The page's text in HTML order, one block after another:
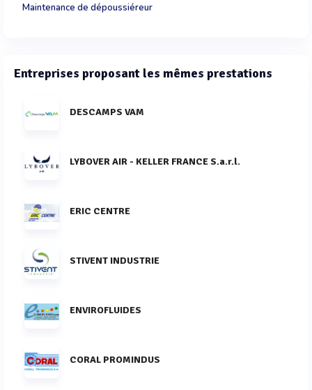
Maintenance de dépoussiéreur
Entreprises proposant les mêmes prestations
DESCAMPS VAM
LYBOVER AIR - KELLER FRANCE S.a.r.l.
ERIC CENTRE
STIVENT INDUSTRIE
ENVIROFLUIDES
CORAL PROMINDUS